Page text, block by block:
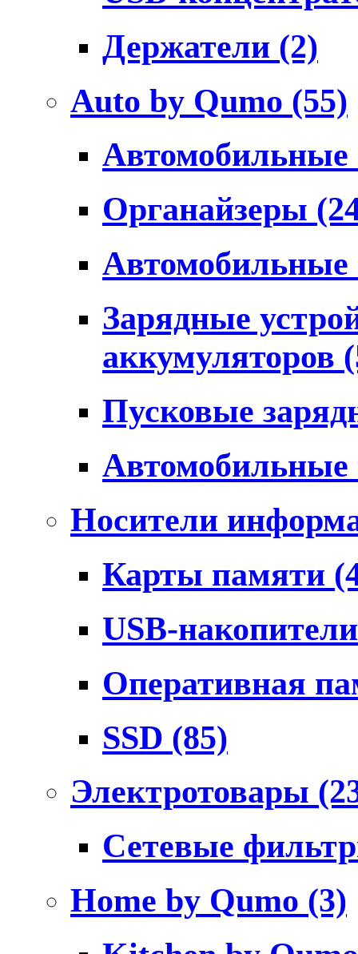
Держатели (2)
Auto by Qumo (55)
Органайзеры
Зарядные
аккумуляторов
Пусковые
Носители
Карты памяти
USB-
Оперативная
SSD (85)
Электротовары
Сетевые
Home by Qumo (3)